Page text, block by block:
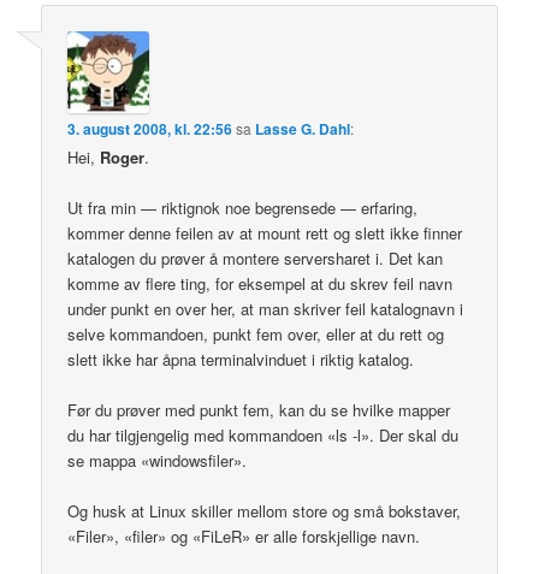
3. august 2008, kl. 22:56sa Lasse G. Dahl:
Hei, Roger.
Ut fra min — riktignok noe begrensede — erfaring,
kommer denne feilen av at mount rett og slett ikke finner
katalogen du prøver å montere serversharet i. Det kan
komme av flere ting, for eksempel at du skrev feil navn
under punkt en over her, at man skriver feil katalognavn i
selve kommandoen, punkt fem over, eller at du rett og
slett ikke har åpna terminalvinduet i riktig katalog.
Før du prøver med punkt fem, kan du se hvilke mapper
du har tilgjengelig med kommandoen «ls -l». Der skal du
se mappa «windowsfiler».
Og husk at Linux skiller mellom store og små bokstaver,
«Filer», «filer» og «FiLeR» er alle forskjellige navn.